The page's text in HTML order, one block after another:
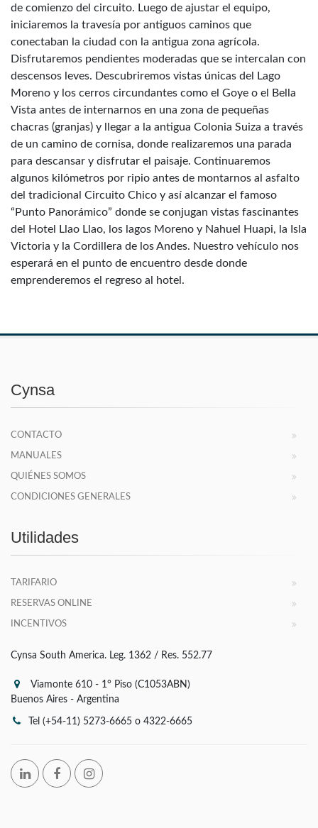
de comienzo del circuito. Luego de ajustar el equipo,
iniciaremos la travesía por antiguos caminos que
conectaban la ciudad con la antigua zona agrícola.
Disfrutaremos pendientes moderadas que se intercalan con
descensos leves. Descubriremos vistas únicas del Lago
Moreno y los cerros circundantes como el Goye o el Bella
Vista antes de internarnos en una zona de pequeñas
chacras (granjas) y llegar a la antigua Colonia Suiza a través
de un camino de cornisa, donde realizaremos una parada
para descansar y disfrutar el paisaje. Continuaremos
algunos kilómetros por ripio antes de montarnos al asfalto
del tradicional Circuito Chico y así alcanzar el famoso
“Punto Panorámico” donde se conjugan vistas fascinantes
del Hotel Llao Llao, los lagos Moreno y Nahuel Huapi, la Isla
Victoria y la Cordillera de los Andes. Nuestro vehículo nos
esperará en el punto de encuentro desde donde
emprenderemos el regreso al hotel.
Cynsa
CONTACTO
MANUALES
QUIÉNES SOMOS
CONDICIONES GENERALES
Utilidades
TARIFARIO
RESERVAS ONLINE
INCENTIVOS
Cynsa South America. Leg. 1362 / Res. 552.77
Viamonte 610 - 1° Piso (C1053ABN)
Buenos Aires - Argentina
Tel (+54-11) 5273-6665 o 4322-6665